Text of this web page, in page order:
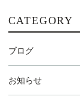
CATEGORY
ブログ
お知らせ